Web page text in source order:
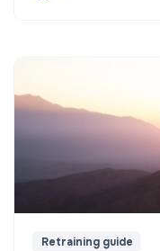
Retraining guide